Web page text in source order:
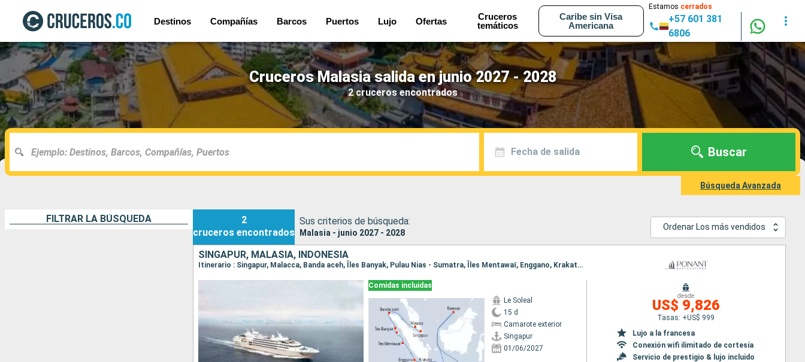
Destinos Compañías Barcos Puertos Lujo Ofertas
Cruceros
temáticos
Caribe sin Visa
Americana
Estamos cerrados
+57 601 381
6806
Cruceros Malasia salida en junio 2027 - 2028
2 cruceros encontrados
Fecha de salida Buscar
Búsqueda Avanzada
FILTRAR LA BÚSQUEDA
2
cruceros encontrados
Sus criterios de búsqueda:
Malasia - junio 2027 - 2028
Ordenar Los más vendidos
SINGAPUR, MALASIA, INDONESIA
Itinerario : Singapur, Malacca, Banda aceh, Îles Banyak, Pulau Nias - Sumatra, Îles Mentawaï, Enggano, Krakato, Semarang, Bawean, Probolinggo, Bali
Comidas incluidas
Le Soleal
15 d
Camarote exterior
Singapur
01/06/2027
desde
US$ 9,826
Tasas: +US$ 999
Lujo a la francesa
Conexión wifi ilimitado de cortesía
Servicio de prestigio & lujo incluido